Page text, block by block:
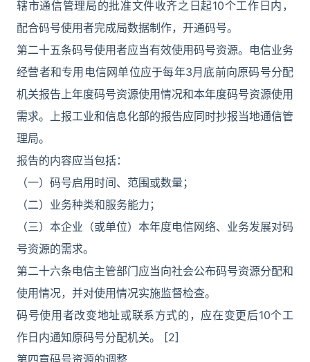
辖市通信管理局的批准文件收齐之日起10个工作日内，
配合码号使用者完成局数据制作，开通码号。
第二十五条码号使用者应当有效使用码号资源。电信业务
经营者和专用电信网单位应于每年3月底前向原码号分配
机关报告上年度码号资源使用情况和本年度码号资源使用
需求。上报工业和信息化部的报告应同时抄报当地通信管
理局。
报告的内容应当包括：
（一）码号启用时间、范围或数量；
（二）业务种类和服务能力；
（三）本企业（或单位）本年度电信网络、业务发展对码
号资源的需求。
第二十六条电信主管部门应当向社会公布码号资源分配和
使用情况，并对使用情况实施监督检查。
码号使用者改变地址或联系方式的，应在变更后10个工
作日内通知原码号分配机关。 [2]
第四章码号资源的调整